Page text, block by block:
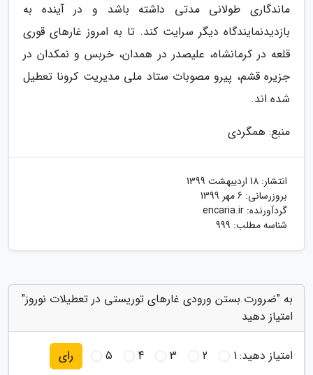
ماندگاری طولانی مدتی داشته باشد و در آینده به
بازدیدنمایندگاه دیگر سرایت کند. تا به امروز غارهای قوری
قلعه در کرمانشاه، علیصدر در همدان، خربس و نمکدان در
جزیره قشم، پیرو مصوبات ستاد ملی مدیریت کرونا تعطیل
شده اند.
منبع: همگردی
انتشار: 18 اردیبهشت 1399
بروزرسانی: 6 مهر 1399
گردآورنده: encaria.ir
شناسه مطلب: 999
به "ضرورت بستن ورودی غارهای توریستی در تعطیلات نوروز"
امتیاز دهید
امتیاز دهید:1
2
3
4
5 رای